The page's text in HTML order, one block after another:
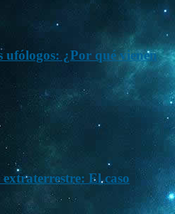
¿Por qué vienen
El caso